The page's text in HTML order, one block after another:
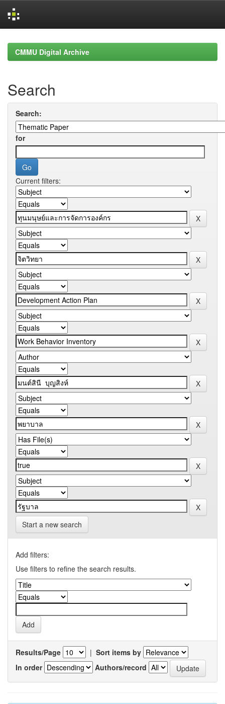
navigationCMMU Digital Archive
Search
Search:
for
Current filters:
Start a new search
Add filters:
Use filters to refine the search results.
Results/Page | Sort items by
In order
Authors/record